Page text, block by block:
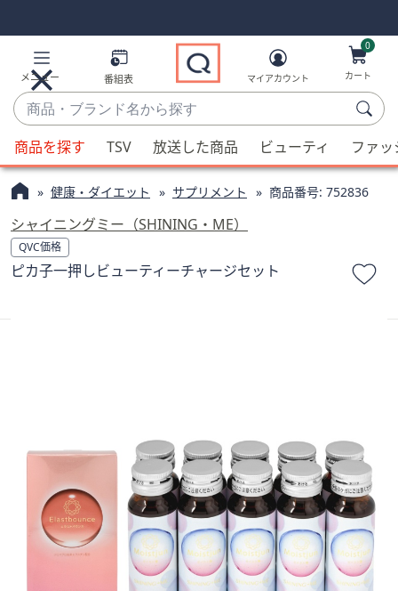
Links
Links2
メニュー 番組表
商
品・
ブ
ラ
ン
名
か
ら
候
補
が
利
用
可
能
キ
マイアカウント
0
カート
商品を探す TSV 放送した商品 ビューティ ファ
健康・ダイエット サプリメント 商品番号: 752836
シャイニングミー（SHINING・ME）
QVC価格
ピカ子一押しビューティーチャージセット